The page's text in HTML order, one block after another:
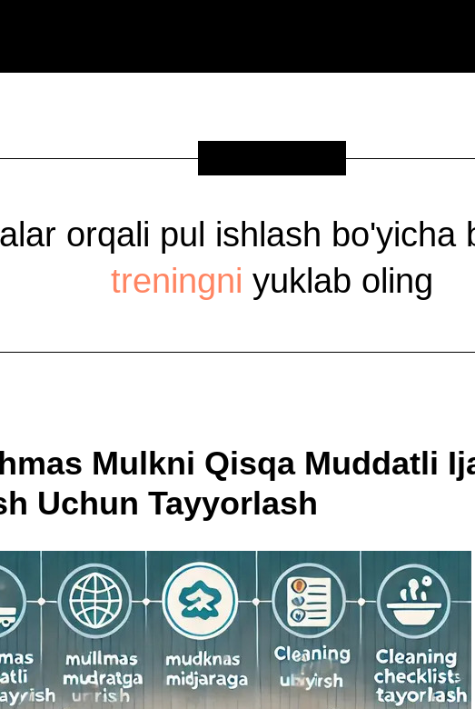
orqali pul ishlash bo'yicha
treningni yuklab oling
Mulkni Qisqa Muddatli
Uchun Tayyorlash